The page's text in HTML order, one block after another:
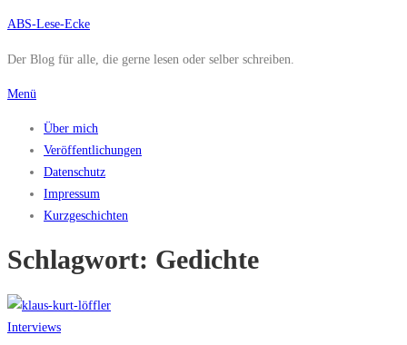
Zum
springen
ABS-Lese-Ecke
Der Blog für alle, die gerne lesen oder selber schreiben.
Menü
Über mich
Veröffentlichungen
Datenschutz
Impressum
Kurzgeschichten
Schlagwort: Gedichte
Interviews